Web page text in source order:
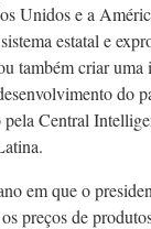
Unidos e a
estatal e
também criar
do
Central
em que o
preços de